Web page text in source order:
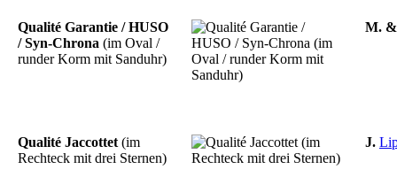
Qualité Garantie / HUSO
/ Syn-Chrona (im Oval /
runder Korm mit Sanduhr)
M.
Qualité Jaccottet (im
Rechteck mit drei Sternen)
J.